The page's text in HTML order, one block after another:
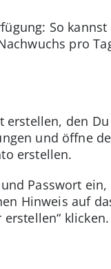
So
pro
erstellen, den
und öffne
erstellen.
Passwort
Hinweis auf
klicken.